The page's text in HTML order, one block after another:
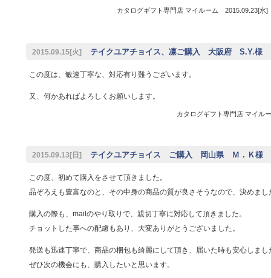
カタログギフト専門店 マイルーム 2015.09.23[
2015.09.15[火] テイクユアチョイス、凛ご購入 大阪府 S.Y.様
この度は、敏速丁寧な、対応有り難うございます。
又、何かあればよろしくお願いします。
カタログギフト専門店 マイ
2015.09.13[日] テイクユアチョイス ご購入 岡山県 Ｍ．Ｋ様
この度、初めて購入をさせて頂きました。
品ぞろえも豊富なのと、その中身の商品の質が良さそうなので、決めまし
購入の際も、mailのやり取りで、親切丁寧に対応して頂きました。
チョットした事への配慮もあり、大変ありがとうございました。
発送も迅速丁寧で、商品の梱包も綺麗にして頂き、届いた時も安心しまし
ぜひ次の機会にも、購入したいと思います。